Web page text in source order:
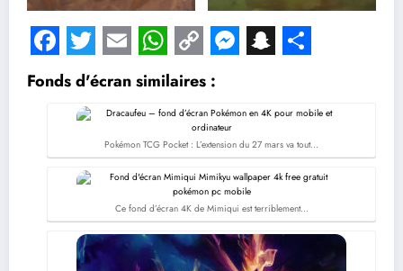
Facebook
Twitter
EmailWhatsApp
Copy
Link
Messenger
Snapchat
Share
Fonds d'écran similaires :
Pokémon TCG Pocket : L’extension du 27 mars va tout…
Ce fond d’écran 4K de Mimiqui est terriblement…